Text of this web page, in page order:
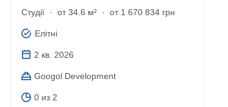
Студії · от 34.6 м² · от 1 670 834 грн
Елітні
2 кв. 2026
Googol Development
0 из 2